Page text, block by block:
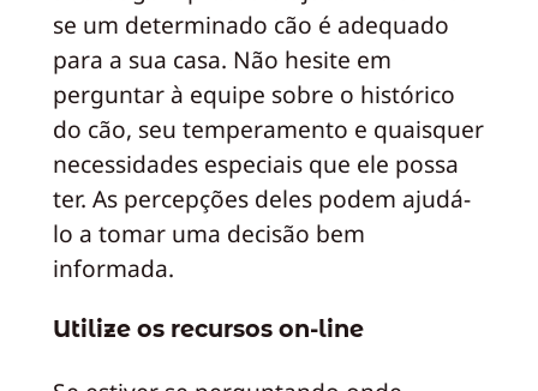
se um determinado cão é adequado
para a sua casa. Não hesite em
perguntar à equipe sobre o histórico
do cão, seu temperamento e quaisquer
necessidades especiais que ele possa
ter. As percepções deles podem ajudá-
lo a tomar uma decisão bem
informada.
Utilize os recursos on-line